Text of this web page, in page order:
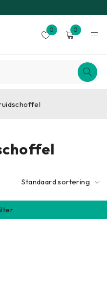
0 0
Standaard sortering